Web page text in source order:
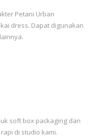
Petani Urban
dress. Dapat digunakan
soft box packaging dan
di studio kami.